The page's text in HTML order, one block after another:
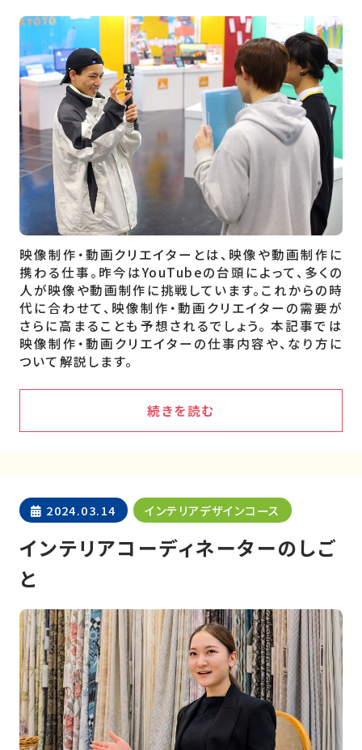
映像制作・動画クリエイターとは、映像や動画制作に
携わる仕事。昨今はYouTubeの台頭によって、多くの
人が映像や動画制作に挑戦しています。これからの時
代に合わせて、映像制作・動画クリエイターの需要が
さらに高まることも予想されるでしょう。 本記事では
映像制作・動画クリエイターの仕事内容や、なり方に
ついて解説します。
続きを読む
2024.03.14 インテリアデザインコース
インテリアコーディネーターのしご
と